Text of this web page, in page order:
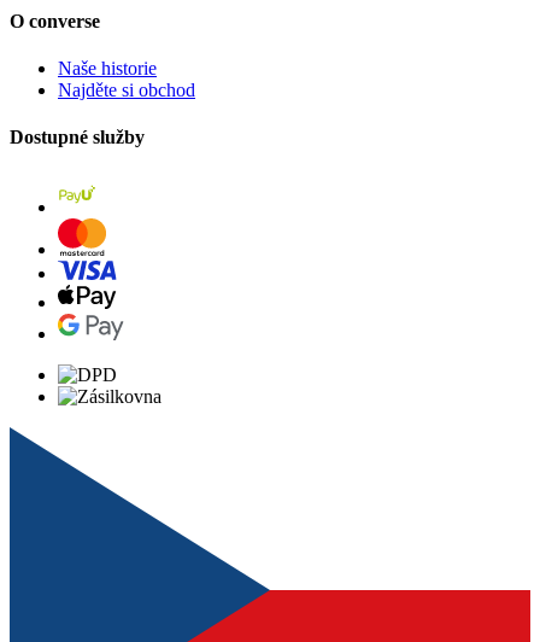
O converse
Naše historie
Najděte si obchod
Dostupné služby